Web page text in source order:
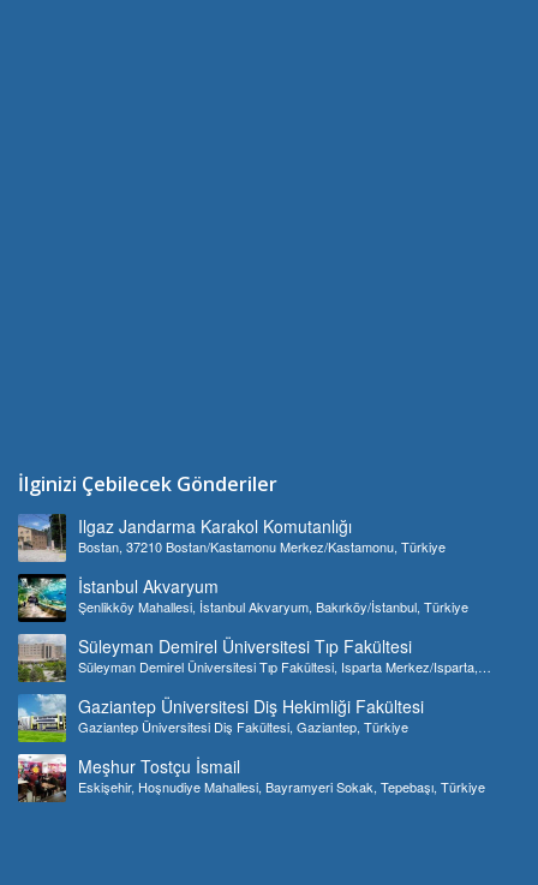
İlginizi Çebilecek Gönderiler
Ilgaz Jandarma Karakol Komutanlığı
Bostan, 37210 Bostan/Kastamonu Merkez/Kastamonu, Türkiye
İstanbul Akvaryum
Şenlikköy Mahallesi, İstanbul Akvaryum, Bakırköy/İstanbul, Türkiye
Süleyman Demirel Üniversitesi Tıp Fakültesi
Süleyman Demirel Üniversitesi Tıp Fakültesi, Isparta Merkez/Isparta,
Gaziantep Üniversitesi Diş Hekimliği Fakültesi
Gaziantep Üniversitesi Diş Fakültesi, Gaziantep, Türkiye
Meşhur Tostçu İsmail
Eskişehir, Hoşnudiye Mahallesi, Bayramyeri Sokak, Tepebaşı, Türkiye